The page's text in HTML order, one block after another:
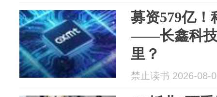
募资579亿
——长鑫科技
里？
禁止读书 2026-08-